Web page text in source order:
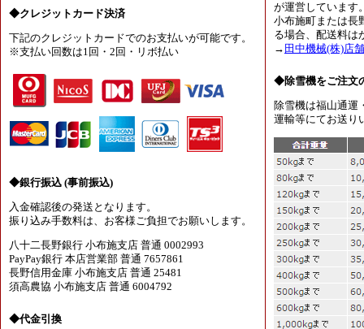
◆クレジットカード決済
下記のクレジットカードでのお支払いが可能です。
※支払い回数は1回・2回・リボ払い
◆銀行振込 (事前振込)
入金確認後の発送となります。
振り込み手数料は、お客様ご負担でお願いします。
八十二長野銀行 小布施支店 普通 0002993
PayPay銀行 本店営業部 普通 7657861
長野信用金庫 小布施支店 普通 25481
須高農協 小布施支店 普通 6004792
◆代金引換
が運営しています
小布施町または長
る場合、配送料は
→ 田中機械(株)店
◆除雪機をご注文
除雪機は福山通運
運輸等にてお送り